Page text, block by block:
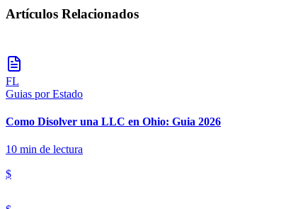
Artículos Relacionados
FL
Guias por Estado
Como Disolver una LLC en Ohio: Guia 2026
10 min de lectura
$